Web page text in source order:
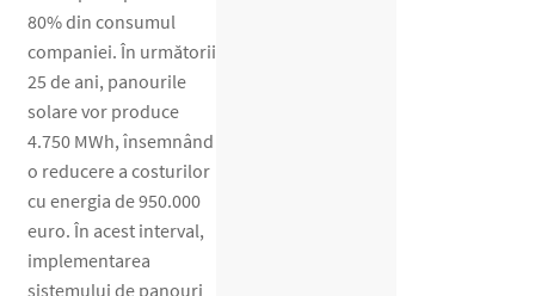
80% din consumul
companiei. În următorii
25 de ani, panourile
solare vor produce
4.750 MWh, însemnând
o reducere a costurilor
cu energia de 950.000
euro. În acest interval,
implementarea
sistemului de panouri